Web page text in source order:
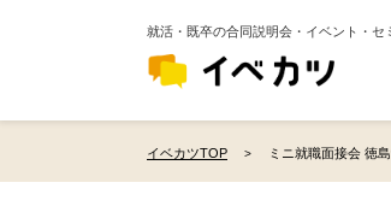
就活・既卒の合同説明会・イベント・セ
イベカツTOP ミニ就職面接会 徳